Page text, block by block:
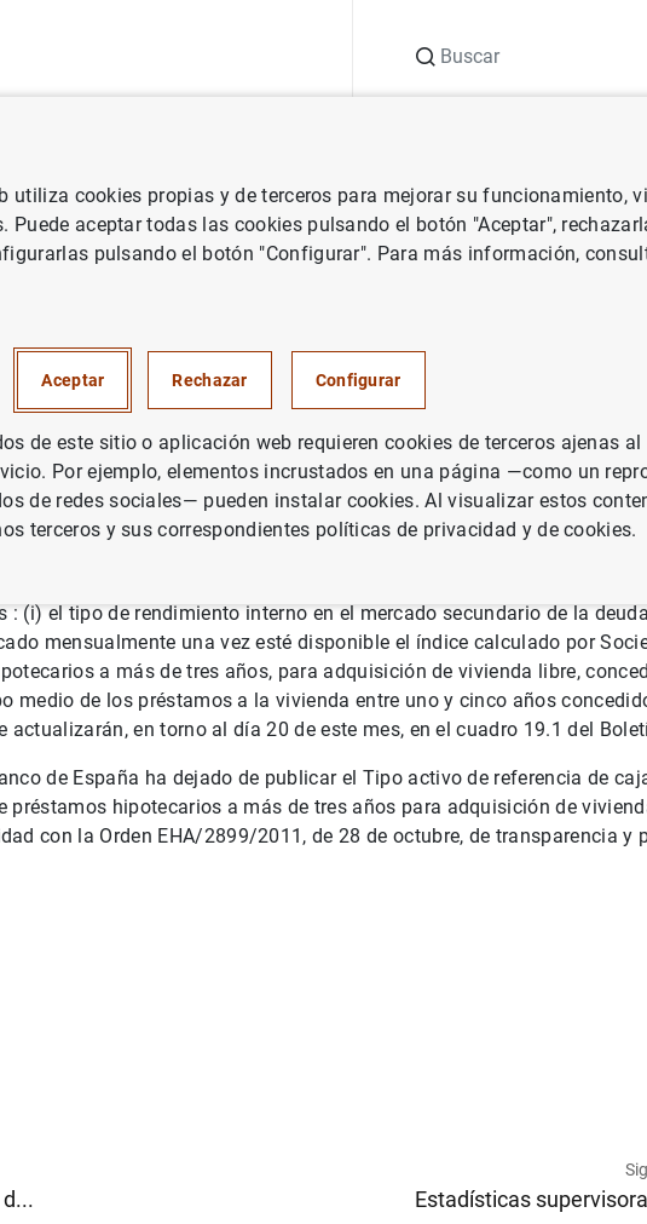
Agenda del Banco de España Euríbor hipotecario (septiembre de 2025)
(septiembre de 2025)
: (i) el tipo de rendimiento interno en el mercado secundario de la
mensualmente una vez esté disponible el índice calculado por
a más de tres años, para adquisición de vivienda libre,
medio de los préstamos a la vivienda entre uno y cinco años
actualizarán, en torno al día 20 de este mes, en el cuadro 19.1 del
de España ha dejado de publicar el Tipo activo de referencia de
préstamos hipotecarios a más de tres años para adquisición de
con la Orden EHA/2899/2011, de 28 de octubre, de transparencia y
Estadísticas
utiliza cookies propias y de terceros para mejorar su funcionamiento,
Puede aceptar todas las cookies pulsando el botón "Aceptar",
pulsando el botón "Configurar". Para más información,
Aceptar Rechazar Configurar
de este sitio o aplicación web requieren cookies de terceros ajenas al
Por ejemplo, elementos incrustados en una página —como un
de redes sociales— pueden instalar cookies. Al visualizar estos
terceros y sus correspondientes políticas de privacidad y de cookies.